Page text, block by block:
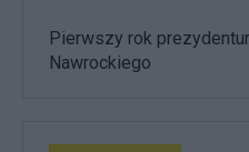
Pierwszy rok
Nawrockiego